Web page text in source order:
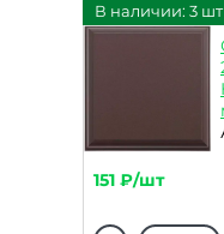
В наличии: 3 шт
151 ₽/шт